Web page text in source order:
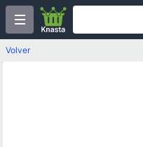
Volver